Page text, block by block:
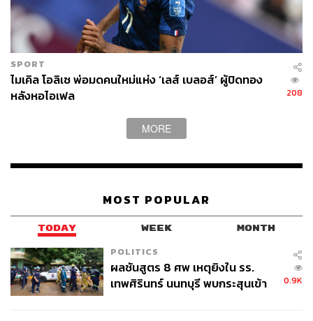
TAGS: หมูเด้ง Valorant Phoenix Suns
ฮิปโปแคระ
Washington Commanders
Washington Capitals
SPORT
ไมเคิล โอลิเซ พ่อมดคนใหม่แห่ง ‘เลส์ เบลอส์’ ผู้ปิดทอง
หลังหอไอเฟล
208
MORE
MOST POPULAR
TODAY WEEK MONTH
POLITICS
ผลชันสูตร 8 ศพ เหตุยิงใน รร.
เทพศิรินทร์ นนทบุรี พบกระสุนเข้า
0.9K